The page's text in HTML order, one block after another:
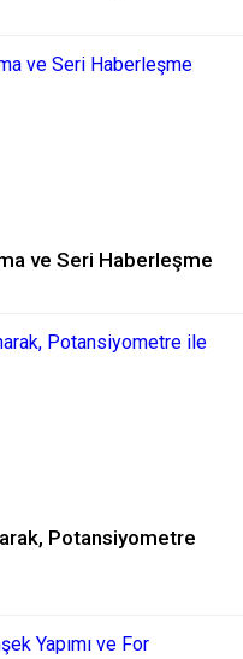
ve Seri Haberleşme
Potansiyometre